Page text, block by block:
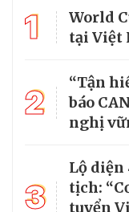
1
World
tại Việt
2
“Tận
báo
nghị
3
Lộ diện
tịch:
tuyển